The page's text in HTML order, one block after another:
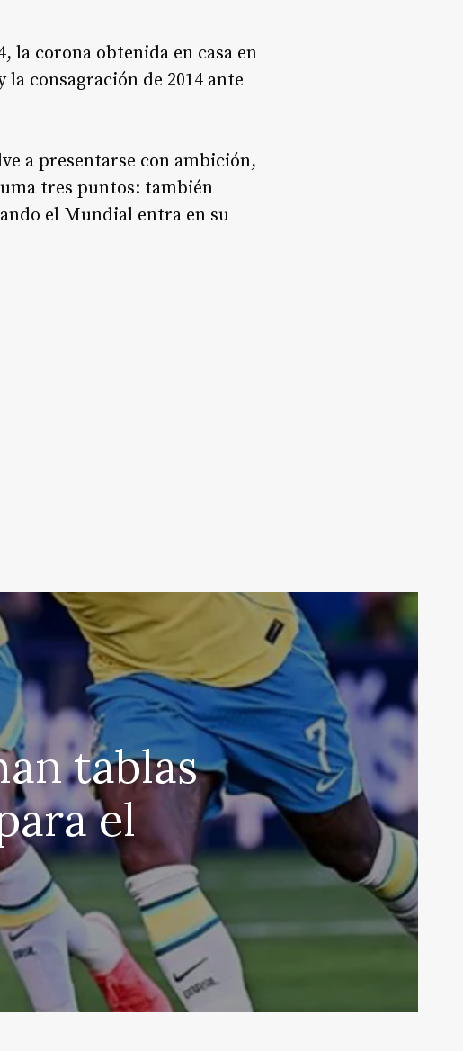
la corona obtenida en casa en
consagración de 2014 ante
a presentarse con ambición,
tres puntos: también
el Mundial entra en su
tablas
el